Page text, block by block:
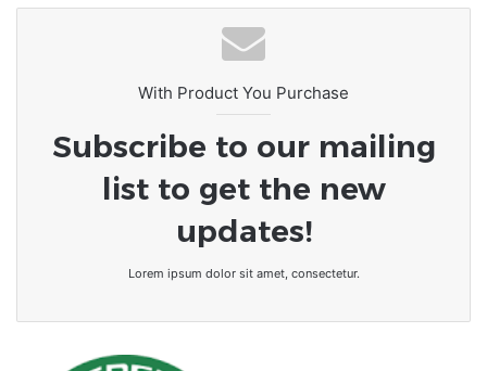
With Product You Purchase
Subscribe to our mailing
list to get the new
updates!
Lorem ipsum dolor sit amet, consectetur.